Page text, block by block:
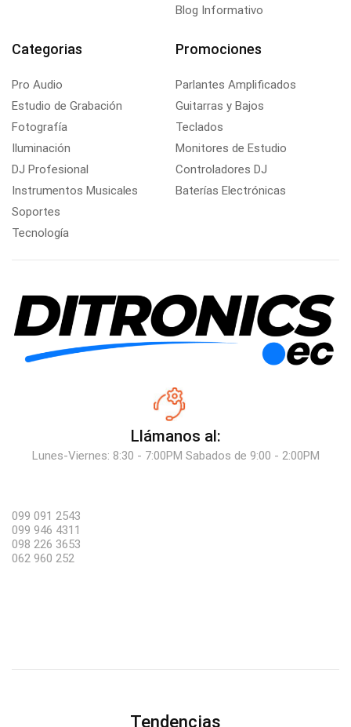
Blog Informativo
Categorias
Pro Audio
Estudio de Grabación
Fotografía
Iluminación
DJ Profesional
Instrumentos Musicales
Soportes
Tecnología
Promociones
Parlantes Amplificados
Guitarras y Bajos
Teclados
Monitores de Estudio
Controladores DJ
Baterías Electrónicas
Llámanos al:
Lunes-Viernes: 8:30 - 7:00PM Sabados de 9:00 - 2:00PM
099 091 2543
099 946 4311
098 226 3653
062 960 252
Tendencias